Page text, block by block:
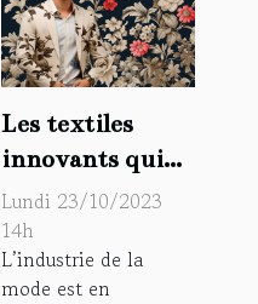
Les textiles
innovants qui
changent le
visage de la
mode
Lundi 23/10/2023
14h
L’industrie de la
mode est en